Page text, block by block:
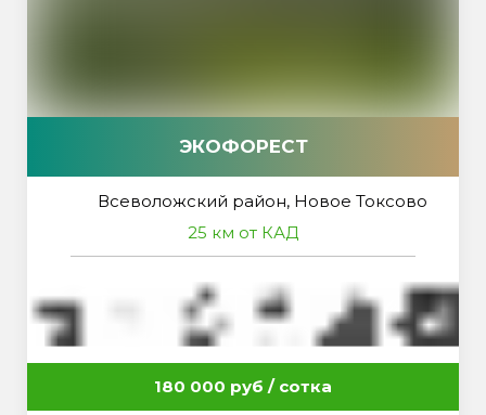
ЭКОФОРЕСТ
Всеволожский район, Новое Токсово
25 км от КАД
180 000 руб / сотка